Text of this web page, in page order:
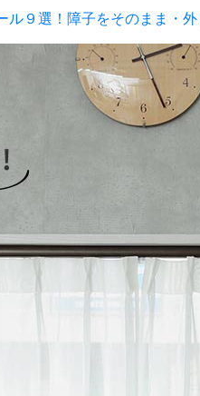
９選！障子をそのまま・